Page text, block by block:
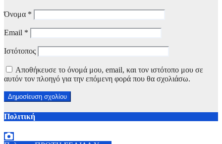
Όνομα *
Email *
Ιστότοπος
Αποθήκευσε το όνομά μου, email, και τον ιστότοπο μου σε
αυτόν τον πλοηγό για την επόμενη φορά που θα σχολιάσω.
Πολιτική